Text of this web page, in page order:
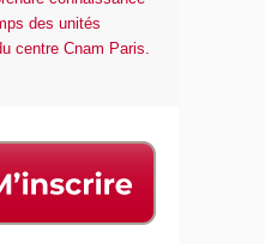
des unités
centre Cnam Paris.